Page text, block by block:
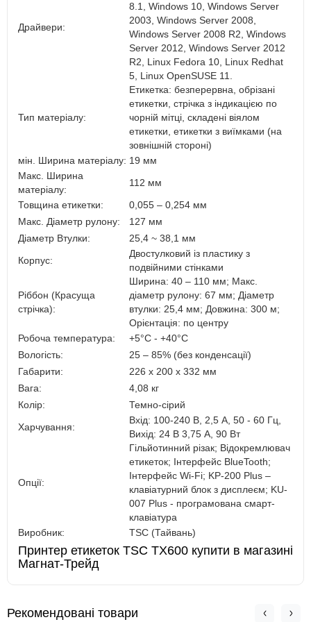
Драйвери:
8.1, Windows 10, Windows Server
2003, Windows Server 2008,
Windows Server 2008 R2, Windows
Server 2012, Windows Server 2012
R2, Linux Fedora 10, Linux Redhat
5, Linux OpenSUSE 11.
Тип матеріалу:
Етикетка: безперервна, обрізані
етикетки, стрічка з індикацією по
чорній мітці, складені віялом
етикетки, етикетки з виїмками (на
зовнішній стороні)
мін. Ширина матеріалу: 19 мм
Макс. Ширина
матеріалу:
112 мм
Товщина етикетки:
0,055 – 0,254 мм
Макс. Діаметр рулону:
127 мм
Діаметр Втулки:
25,4 ~ 38,1 мм
Корпус:
Двостулковий із пластику з
подвійними стінками
Ріббон (Красуща
стрічка):
Ширина: 40 – 110 мм; Макс.
діаметр рулону: 67 мм; Діаметр
втулки: 25,4 мм; Довжина: 300 м;
Орієнтація: по центру
Робоча температура:
+5°C - +40°C
Вологість:
25 – 85% (без конденсації)
Габарити:
226 x 200 x 332 мм
Вага:
4,08 кг
Колір:
Темно-сірий
Харчування:
Вхід: 100-240 В, 2,5 A, 50 - 60 Гц,
Вихід: 24 В 3,75 A, 90 Вт
Опції:
Гільйотинний різак; Відокремлювач
етикеток; Інтерфейс BlueTooth;
Інтерфейс Wi-Fi; KP-200 Plus –
клавіатурний блок з дисплеєм; KU-
007 Plus - програмована смарт-
клавіатура
Виробник:
TSC (Тайвань)
Принтер етикеток TSC TX600 купити в магазині
Магнат-Трейд
Рекомендовані товари